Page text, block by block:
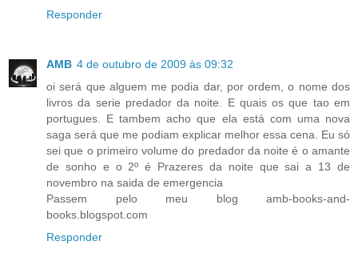
Responder
AMB 4 de outubro de 2009 às 09:32
oi será que alguem me podia dar, por ordem, o nome dos
livros da serie predador da noite. E quais os que tao em
portugues. E tambem acho que ela está com uma nova
saga será que me podiam explicar melhor essa cena. Eu só
sei que o primeiro volume do predador da noite é o amante
de sonho e o 2º é Prazeres da noite que sai a 13 de
novembro na saida de emergencia
Passem pelo meu blog amb-books-and-
books.blogspot.com
Responder